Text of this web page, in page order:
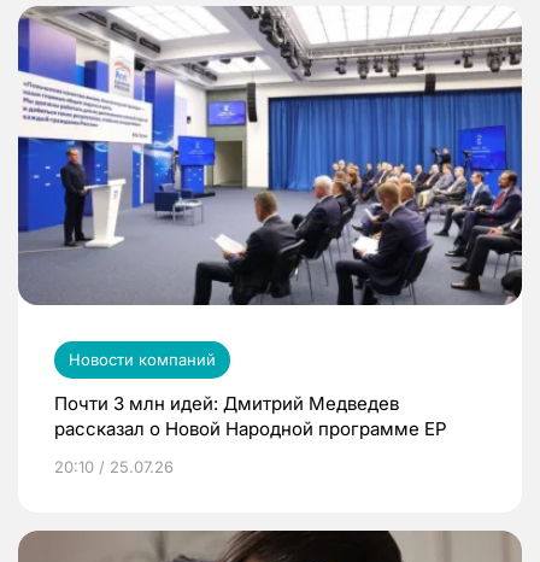
Новости компаний
Почти 3 млн идей: Дмитрий Медведев
рассказал о Новой Народной программе ЕР
20:10 / 25.07.26